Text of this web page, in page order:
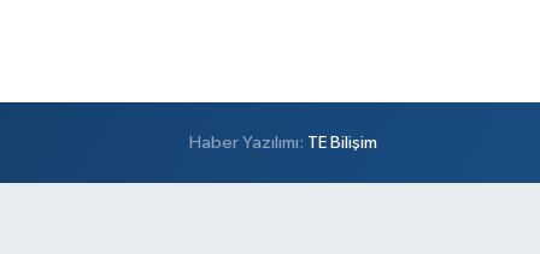
Haber Yazılımı: TE Bilişim